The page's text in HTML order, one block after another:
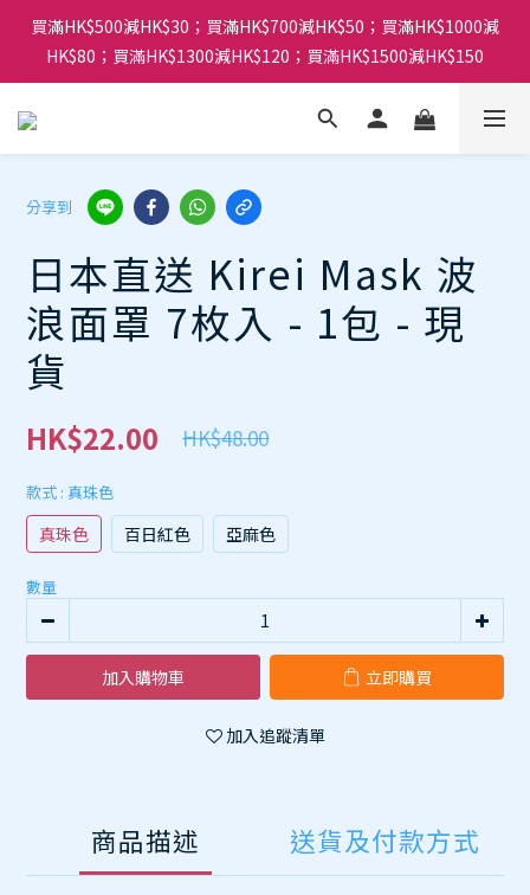
買滿HK$500減HK$30；買滿HK$700減HK$50；買滿HK$1000減
HK$80；買滿HK$1300減HK$120；買滿HK$1500減HK$150
分享到
日本直送 Kirei Mask 波
浪面罩 7枚入 - 1包 - 現
貨
HK$22.00 HK$48.00
款式 : 真珠色
真珠色 百日紅色 亞麻色
數量
加入購物車 立即購買
加入追蹤清單
商品描述 送貨及付款方式